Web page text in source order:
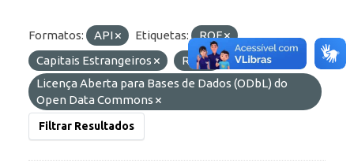
Formatos: API Etiquetas:
ROF
Capitais Estrangeiros
RDE
Licenças:
Licença Aberta para Bases de Dados (ODbL) do
Open Data Commons
Filtrar Resultados